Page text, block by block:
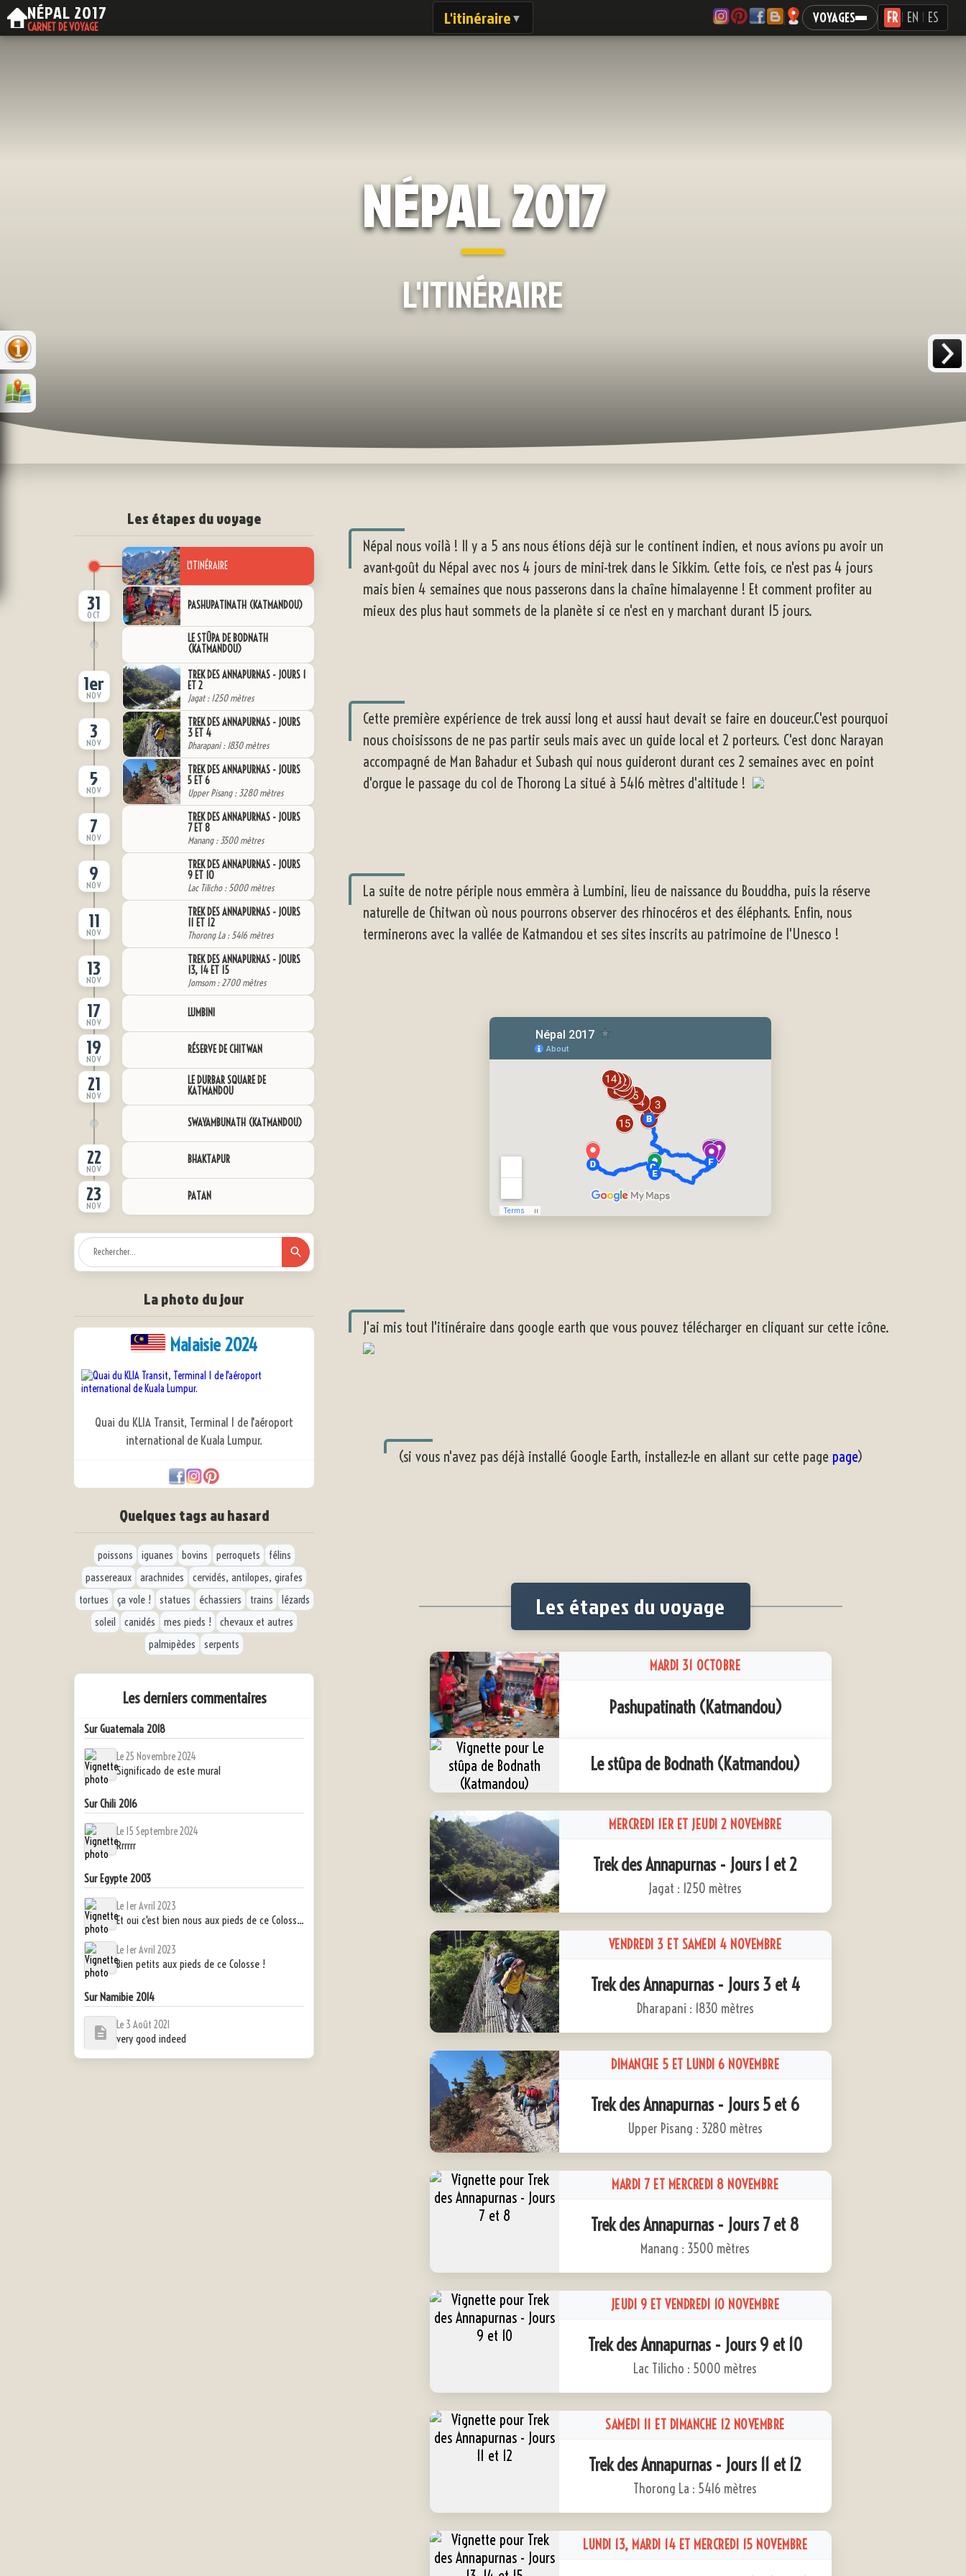
NÉPAL 2017
CARNET DE VOYAGE L'itinéraire▼ VOYAGES FR EN ES
NÉPAL 2017
L'ITINÉRAIRE
Les étapes du voyage
L'ITINÉRAIRE
31
OCT
PASHUPATINATH (KATMANDOU)
LE STÛPA DE BODNATH
(KATMANDOU)
1er
NOV
TREK DES ANNAPURNAS - JOURS 1
ET 2
Jagat : 1250 mètres
3
NOV
TREK DES ANNAPURNAS - JOURS
3 ET 4
Dharapani : 1830 mètres
5
NOV
TREK DES ANNAPURNAS - JOURS
5 ET 6
Upper Pisang : 3280 mètres
7
NOV
TREK DES ANNAPURNAS - JOURS
7 ET 8
Manang : 3500 mètres
9
NOV
TREK DES ANNAPURNAS - JOURS
9 ET 10
Lac Tilicho : 5000 mètres
11
NOV
TREK DES ANNAPURNAS - JOURS
11 ET 12
Thorong La : 5416 mètres
13
NOV
TREK DES ANNAPURNAS - JOURS
13, 14 ET 15
Jomsom : 2700 mètres
17
NOV
LUMBINI
19
NOV
RÉSERVE DE CHITWAN
21
NOV
LE DURBAR SQUARE DE
KATMANDOU
SWAYAMBUNATH (KATMANDOU)
22
NOV
BHAKTAPUR
23
NOV
PATAN
La photo du jour
Malaisie 2024
Quai du KLIA Transit, Terminal 1 de l'aéroport
international de Kuala Lumpur.
Quelques tags au hasard
poissons iguanes bovins perroquets
félins
passereaux
arachnides
cervidés, antilopes, girafes
tortues
ça vole ! statues échassiers trains
lézards
soleil
canidés mes pieds !
chevaux et autres
palmipèdes
serpents
Les derniers commentaires
Sur Guatemala 2018
Le 25 Novembre 2024
Significado de este mural
Sur Chili 2016
Le 15 Septembre 2024
Rrrrrr
Sur Egypte 2003
Le 1er Avril 2023
Et oui c'est bien nous aux pieds de ce Colosse !
Le 1er Avril 2023
Bien petits aux pieds de ce Colosse !
Sur Namibie 2014
Le 3 Août 2021
very good indeed
Népal nous voilà ! Il y a 5 ans nous étions déjà sur le continent indien, et nous avions pu avoir un
avant-goût du Népal avec nos 4 jours de mini-trek dans le Sikkim. Cette fois, ce n'est pas 4 jours
mais bien 4 semaines que nous passerons dans la chaîne himalayenne ! Et comment profiter au
mieux des plus haut sommets de la planète si ce n'est en y marchant durant 15 jours.
Cette première expérience de trek aussi long et aussi haut devait se faire en douceur.C'est pourquoi
nous choisissons de ne pas partir seuls mais avec un guide local et 2 porteurs. C'est donc Narayan
accompagné de Man Bahadur et Subash qui nous guideront durant ces 2 semaines avec en point
d'orgue le passage du col de Thorong La situé à 5416 mètres d'altitude !
La suite de notre périple nous emmèra à Lumbini, lieu de naissance du Bouddha, puis la réserve
naturelle de Chitwan où nous pourrons observer des rhinocéros et des éléphants. Enfin, nous
terminerons avec la vallée de Katmandou et ses sites inscrits au patrimoine de l'Unesco !
J'ai mis tout l'itinéraire dans google earth que vous pouvez télécharger en cliquant sur cette icône.
(si vous n'avez pas déjà installé Google Earth, installez-le en allant sur cette page page)
Les étapes du voyage
MARDI 31 OCTOBRE
Pashupatinath (Katmandou)
Le stûpa de Bodnath (Katmandou)
MERCREDI 1ER ET JEUDI 2 NOVEMBRE
Trek des Annapurnas - Jours 1 et 2
Jagat : 1250 mètres
VENDREDI 3 ET SAMEDI 4 NOVEMBRE
Trek des Annapurnas - Jours 3 et 4
Dharapani : 1830 mètres
DIMANCHE 5 ET LUNDI 6 NOVEMBRE
Trek des Annapurnas - Jours 5 et 6
Upper Pisang : 3280 mètres
MARDI 7 ET MERCREDI 8 NOVEMBRE
Trek des Annapurnas - Jours 7 et 8
Manang : 3500 mètres
JEUDI 9 ET VENDREDI 10 NOVEMBRE
Trek des Annapurnas - Jours 9 et 10
Lac Tilicho : 5000 mètres
SAMEDI 11 ET DIMANCHE 12 NOVEMBRE
Trek des Annapurnas - Jours 11 et 12
Thorong La : 5416 mètres
LUNDI 13, MARDI 14 ET MERCREDI 15 NOVEMBRE